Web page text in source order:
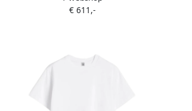
Dames
€ 611,-